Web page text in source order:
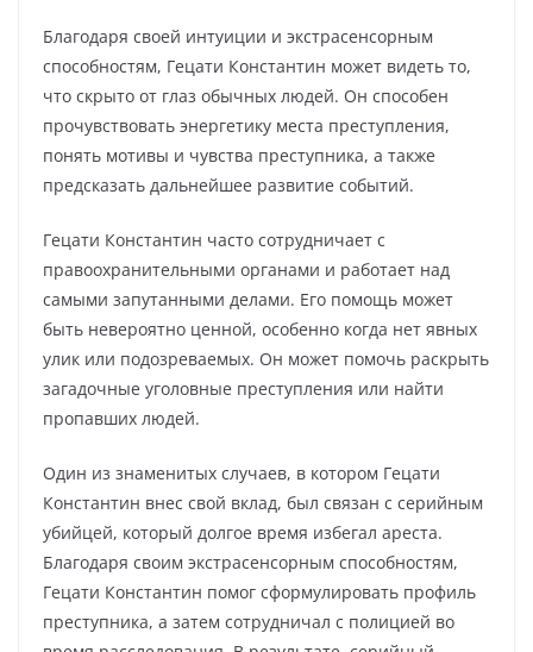
Благодаря своей интуиции и экстрасенсорным
способностям, Гецати Константин может видеть то,
что скрыто от глаз обычных людей. Он способен
прочувствовать энергетику места преступления,
понять мотивы и чувства преступника, а также
предсказать дальнейшее развитие событий.
Гецати Константин часто сотрудничает с
правоохранительными органами и работает над
самыми запутанными делами. Его помощь может
быть невероятно ценной, особенно когда нет явных
улик или подозреваемых. Он может помочь раскрыть
загадочные уголовные преступления или найти
пропавших людей.
Один из знаменитых случаев, в котором Гецати
Константин внес свой вклад, был связан с серийным
убийцей, который долгое время избегал ареста.
Благодаря своим экстрасенсорным способностям,
Гецати Константин помог сформулировать профиль
преступника, а затем сотрудничал с полицией во